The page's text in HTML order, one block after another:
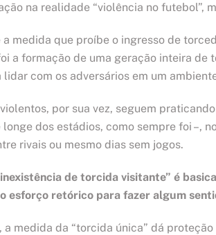
na realidade “violência no
a medida que proíbe o ingresso de
a formação de uma geração inteira de
lidar com os adversários em um
por sua vez, seguem
dos estádios, como sempre foi –,
rivais ou mesmo dias sem jogos.
de torcida visitante” é
esforço retórico para fazer algum
a medida da “torcida única” dá